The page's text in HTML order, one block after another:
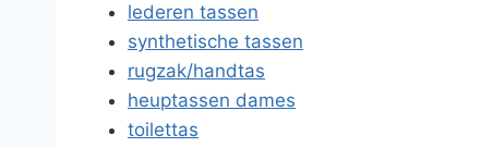
lederen tassen
synthetische tassen
rugzak/handtas
heuptassen dames
toilettas